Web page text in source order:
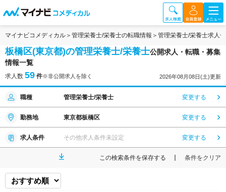
マイナビコメディカル 管理栄養士/栄養士の転職情報 管理栄養士/栄養士求人
板橋区(東京都)の管理栄養士/栄養士公開求人・転職・募集
情報一覧
求人数 59 件※非公開求人を除く 2026年08月08日(土)更新
職種 管理栄養士/栄養士 変更する
勤務地 東京都板橋区 変更する
求人条件 その他求人条件未設定 変更する
この検索条件を保存する 条件をクリア